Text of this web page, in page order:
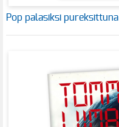
Pop palasiksi pureksittuna